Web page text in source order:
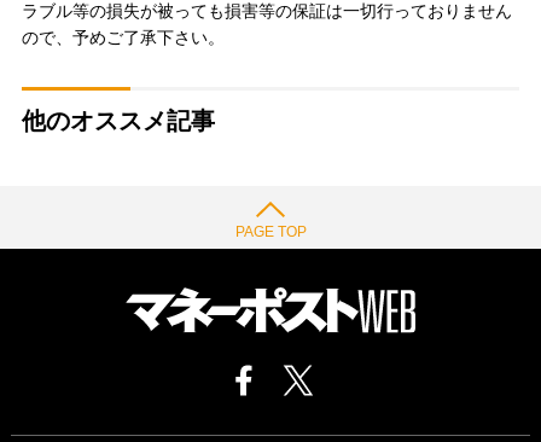
ラブル等の損失が被っても損害等の保証は一切行っておりません
ので、予めご了承下さい。
他のオススメ記事
PAGE TOP